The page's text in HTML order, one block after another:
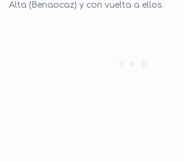
Alta (Benaocaz) y con vuelta a ellos.